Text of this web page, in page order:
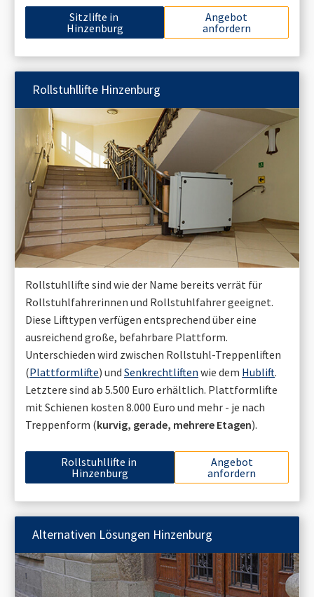
Sitzlifte in
Hinzenburg
Angebot
anfordern
Rollstuhllifte Hinzenburg
Rollstuhllifte sind wie der Name bereits verrät für
Rollstuhlfahrerinnen und Rollstuhlfahrer geeignet.
Diese Lifttypen verfügen entsprechend über eine
ausreichend große, befahrbare Plattform.
Unterschieden wird zwischen Rollstuhl-Treppenliften
(Plattformlifte) und Senkrechtliften wie dem Hublift.
Letztere sind ab 5.500 Euro erhältlich. Plattformlifte
mit Schienen kosten 8.000 Euro und mehr - je nach
Treppenform (kurvig, gerade, mehrere Etagen).
Rollstuhllifte in
Hinzenburg
Angebot
anfordern
Alternativen Lösungen Hinzenburg